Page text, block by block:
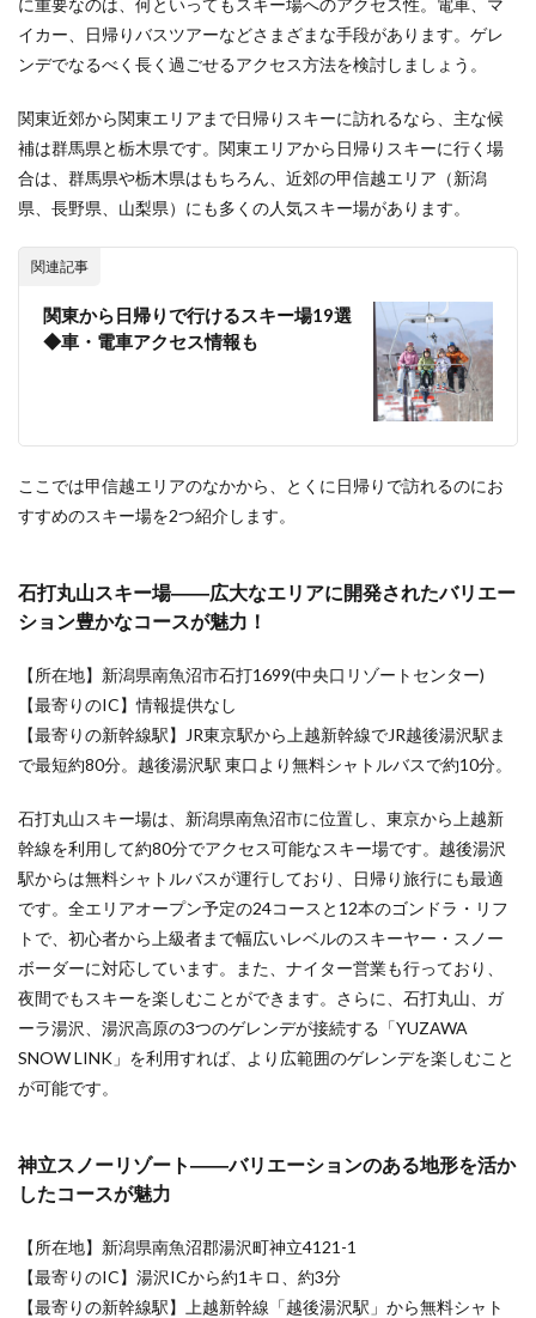
ート
――家
のスキ
ート
6.5
山梨
県の
おす
スキ
6.5.1
ふじて
スノー
を満
喫！
最高の
スキー
体験！
6.6
埼玉
県の
おす
すめ
スキ
狭山ス
キー場
――池
40
分！
夜も楽
しめ
る、都
心から
内スキ
に重要なのは、何といってもスキー場へのアクセス性。電車、マ
イカー、日帰りバスツアーなどさまざまな手段があります。ゲレ
ンデでなるべく長く過ごせるアクセス方法を検討しましょう。
関東近郊から関東エリアまで日帰りスキーに訪れるなら、主な候
補は群馬県と栃木県です。関東エリアから日帰りスキーに行く場
合は、群馬県や栃木県はもちろん、近郊の甲信越エリア（新潟
県、長野県、山梨県）にも多くの人気スキー場があります。
関連記事
関東から日帰りで行けるスキー場19選
◆車・電車アクセス情報も
ここでは甲信越エリアのなかから、とくに日帰りで訪れるのにお
すすめのスキー場を2つ紹介します。
石打丸山スキー場――広大なエリアに開発されたバリエー
ション豊かなコースが魅力！
【所在地】新潟県南魚沼市石打1699(中央口リゾートセンター)
【最寄りのIC】情報提供なし
【最寄りの新幹線駅】JR東京駅から上越新幹線でJR越後湯沢駅ま
で最短約80分。越後湯沢駅 東口より無料シャトルバスで約10分。
石打丸山スキー場は、新潟県南魚沼市に位置し、東京から上越新
幹線を利用して約80分でアクセス可能なスキー場です。越後湯沢
駅からは無料シャトルバスが運行しており、日帰り旅行にも最適
です。全エリアオープン予定の24コースと12本のゴンドラ・リフ
トで、初心者から上級者まで幅広いレベルのスキーヤー・スノー
ボーダーに対応しています。また、ナイター営業も行っており、
夜間でもスキーを楽しむことができます。さらに、石打丸山、ガ
ーラ湯沢、湯沢高原の3つのゲレンデが接続する「YUZAWA
SNOW LINK」を利用すれば、より広範囲のゲレンデを楽しむこと
が可能です。
神立スノーリゾート――バリエーションのある地形を活か
したコースが魅力
【所在地】新潟県南魚沼郡湯沢町神立4121-1
【最寄りのIC】湯沢ICから約1キロ、約3分
【最寄りの新幹線駅】上越新幹線「越後湯沢駅」から無料シャト